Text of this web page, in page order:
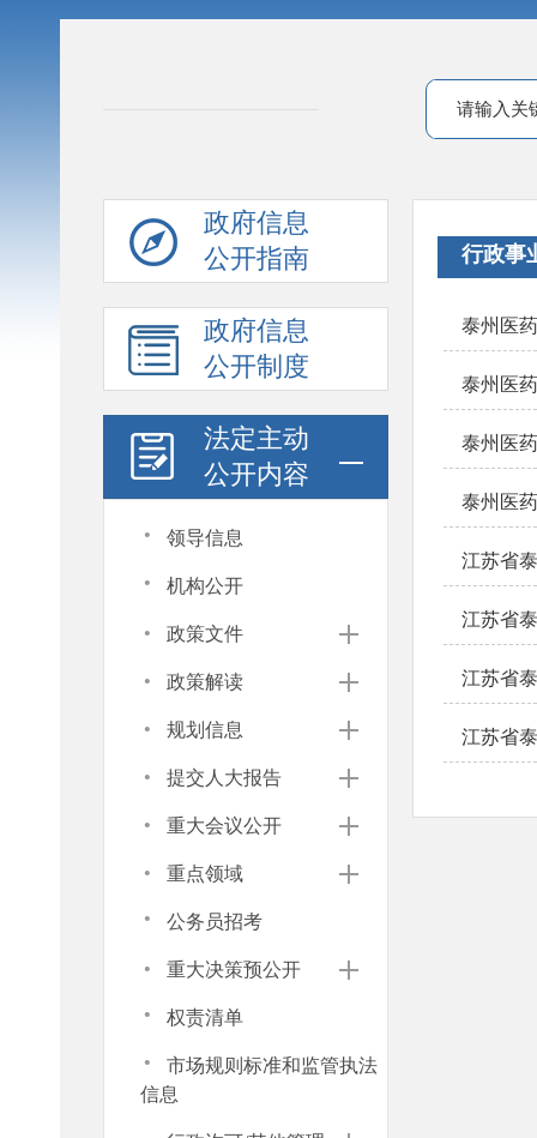
政府信息
公开指南
政府信息
公开制度
法定主动
公开内容
· 领导信息
· 机构公开
· 政策文件
· 政策解读
· 规划信息
· 提交人大报告
· 重大会议公开
· 重点领域
· 公务员招考
· 重大决策预公开
· 权责清单
·
市场规则标准和监管执法
信息
行政事
泰州医
泰州医
泰州医
泰州医
江苏省
江苏省
江苏省
江苏省